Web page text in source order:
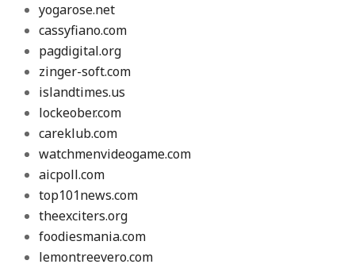
yogarose.net
cassyfiano.com
pagdigital.org
zinger-soft.com
islandtimes.us
lockeober.com
careklub.com
watchmenvideogame.com
aicpoll.com
top101news.com
theexciters.org
foodiesmania.com
lemontreevero.com